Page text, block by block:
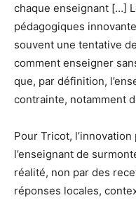
chaque enseignant […]
pédagogiques
souvent une tentative
comment enseigner
que, par définition,
contrainte, notamment
Pour Tricot,
l’enseignant de
réalité, non par des
réponses locales,